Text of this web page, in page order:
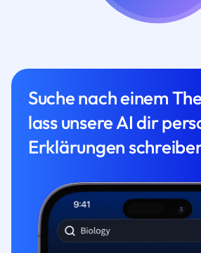
Suche nach einem
lass unsere AI dir
Erklärungen